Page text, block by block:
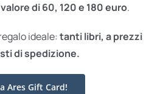
di 60, 120 e 180 euro.
ideale: tanti libri, a prezzi
di spedizione.
Ares Gift Card!